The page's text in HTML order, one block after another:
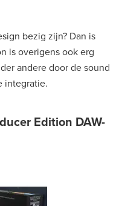
bezig zijn? Dan is
is overigens ook erg
andere door de sound
integratie.
Edition DAW-